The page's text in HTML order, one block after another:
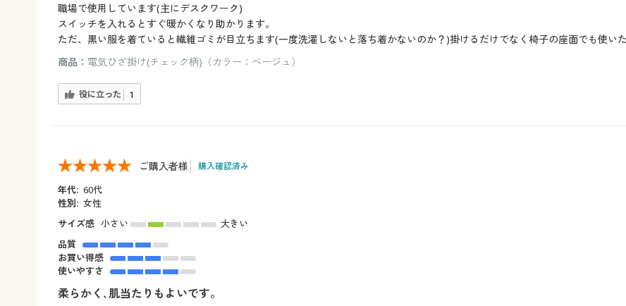
職場で使用しています(主にデスクワーク)
スイッチを入れるとすぐ暖かくなり助かります。
ただ、黒い服を着ていると繊維ゴミが目立ちます(一度洗濯しないと落ち着かないのか？)掛けるだけでなく椅子の座面でも使い
商品： 電気ひざ掛け(チェック柄)（カラー：ベージュ）
役に立った 1
ご購入者様 購入確認済み
年代: 60代
性別: 女性
サイズ感 小さい
大きい
品質
お買い得感
使いやすさ
柔らかく､肌当たりもよいです。